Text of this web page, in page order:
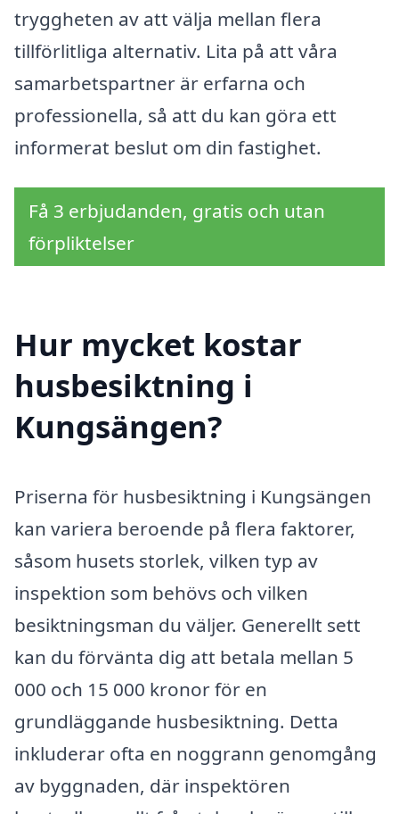
tryggheten av att välja mellan flera
tillförlitliga alternativ. Lita på att våra
samarbetspartner är erfarna och
professionella, så att du kan göra ett
informerat beslut om din fastighet.
Få 3 erbjudanden, gratis och utan
förpliktelser
Hur mycket kostar
husbesiktning i
Kungsängen?
Priserna för husbesiktning i Kungsängen
kan variera beroende på flera faktorer,
såsom husets storlek, vilken typ av
inspektion som behövs och vilken
besiktningsman du väljer. Generellt sett
kan du förvänta dig att betala mellan 5
000 och 15 000 kronor för en
grundläggande husbesiktning. Detta
inkluderar ofta en noggrann genomgång
av byggnaden, där inspektören